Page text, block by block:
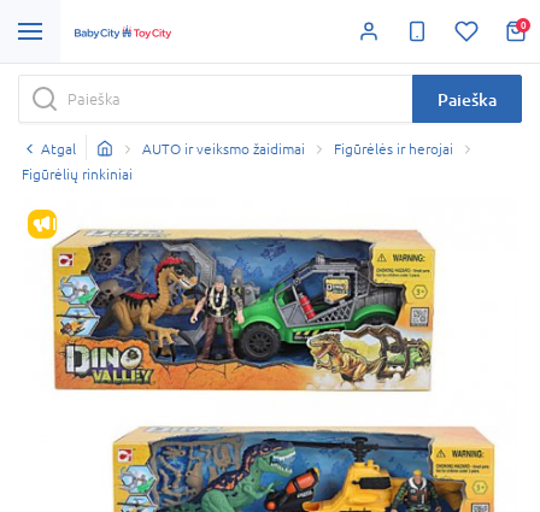
0
Paieška
Atgal AUTO ir veiksmo žaidimai
Figūrėlės ir herojai
Figūrėlių rinkiniai
IŠPARDAVIMAS